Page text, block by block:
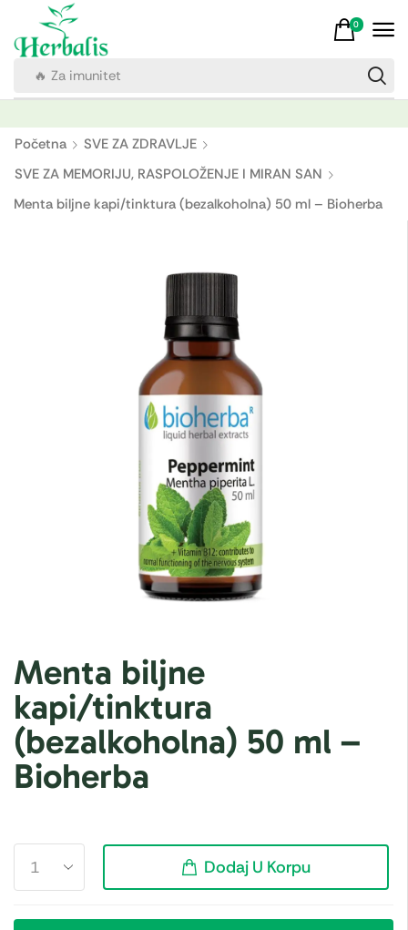
🔥 Za imunitet
0
Početna
SVE ZA ZDRAVLJE
SVE ZA MEMORIJU, RASPOLOŽENJE I MIRAN SAN
Menta biljne kapi/tinktura (bezalkoholna) 50 ml – Bioherba
Menta biljne
kapi/tinktura
(bezalkoholna) 50 ml –
Bioherba
Dodaj U Korpu